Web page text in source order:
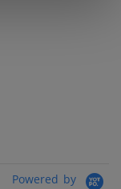
Powered by